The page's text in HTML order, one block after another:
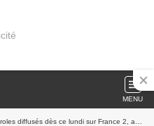
MENU
dès ce lundi sur France 2, avec 32 concurrents.